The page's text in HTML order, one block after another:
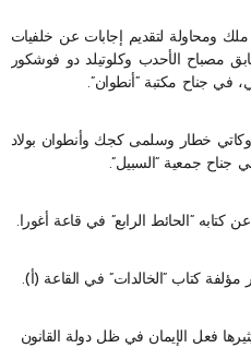
ومحاولة لتقديم إجابات عن خلفيات
مصباح الأحدب وكلوتيلد دو فوشكور
في جناح مكتبة “أنطوان”.
خطار وسلمى كجك وأنطوان بولاد
جناح جمعية “السبيل”.
“الحائط الرابع” في قاعة أغورا.
مؤلفة كتاب “الخالدات” في القاعة (أ).
فعل الإيمان في ظل دولة القانون